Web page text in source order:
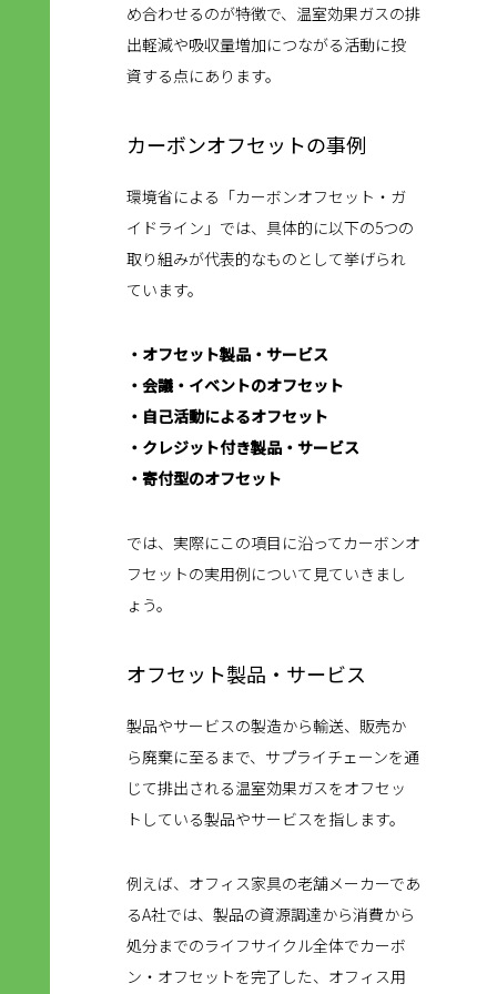
め合わせるのが特徴で、温室効果ガスの排
出軽減や吸収量増加につながる活動に投
資する点にあります。
カーボンオフセットの事例
環境省による「カーボンオフセット・ガ
イドライン」では、具体的に以下の5つの
取り組みが代表的なものとして挙げられ
ています。
・オフセット製品・サービス
・会議・イベントのオフセット
・自己活動によるオフセット
・クレジット付き製品・サービス
・寄付型のオフセット
では、実際にこの項目に沿ってカーボンオ
フセットの実用例について見ていきまし
ょう。
オフセット製品・サービス
製品やサービスの製造から輸送、販売か
ら廃棄に至るまで、サプライチェーンを通
じて排出される温室効果ガスをオフセッ
トしている製品やサービスを指します。
例えば、オフィス家具の老舗メーカーであ
るA社では、製品の資源調達から消費から
処分までのライフサイクル全体でカーボ
ン・オフセットを完了した、オフィス用